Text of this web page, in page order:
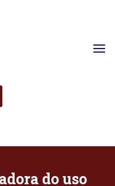
do uso